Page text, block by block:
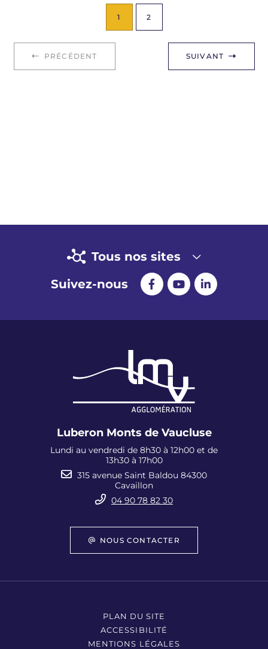
PRÉCÉDENT
1 2
SUIVANT
Tous nos sites
Suivez-nous
Luberon Monts de Vaucluse
Lundi au vendredi de 8h30 à 12h00 et de
13h30 à 17h00
315 avenue Saint Baldou 84300
Cavaillon
04 90 78 82 30
NOUS CONTACTER
PLAN DU SITE
ACCESSIBILITÉ
MENTIONS LÉGALES